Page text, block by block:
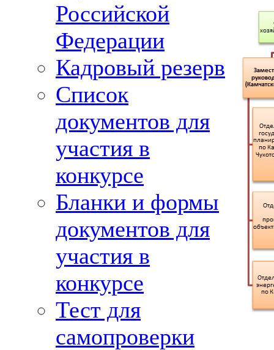
Российской
Федерации
Кадровый резерв
Список
документов для
участия в
конкурсе
Бланки и формы
документов для
участия в
конкурсе
Тест для
самопроверки